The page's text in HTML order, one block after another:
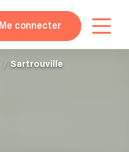
Me connecter
Sartrouville